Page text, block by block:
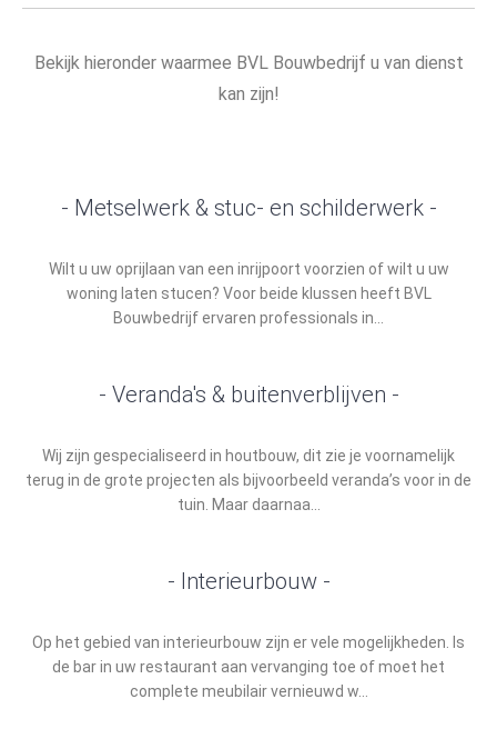
Bekijk hieronder waarmee BVL Bouwbedrijf u van dienst
kan zijn!
- Metselwerk & stuc- en schilderwerk -
Wilt u uw oprijlaan van een inrijpoort voorzien of wilt u uw
woning laten stucen? Voor beide klussen heeft BVL
Bouwbedrijf ervaren professionals in...
- Veranda's & buitenverblijven -
Wij zijn gespecialiseerd in houtbouw, dit zie je voornamelijk
terug in de grote projecten als bijvoorbeeld veranda’s voor in de
tuin. Maar daarnaa...
- Interieurbouw -
Op het gebied van interieurbouw zijn er vele mogelijkheden. Is
de bar in uw restaurant aan vervanging toe of moet het
complete meubilair vernieuwd w...